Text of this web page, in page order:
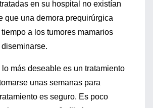
en su hospital no existían
que una demora prequirúrgica
a los tumores mamarios
más deseable es un tratamiento
unas semanas para
es seguro. Es poco